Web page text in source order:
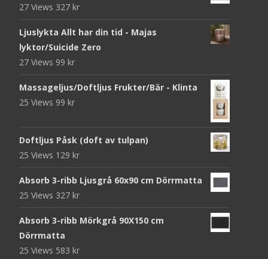
27 Views 327 kr
Ljuslykta Allt har din tid - Majas
lyktor/Suicide Zero
27 Views 99 kr
Massageljus/Doftljus Frukter/Bär - Klinta
25 Views 99 kr
Doftljus Påsk (doft av tulpan)
25 Views 129 kr
Absorb 3-ribb Ljusgrå 60x90 cm Dörrmatta
25 Views 327 kr
Absorb 3-ribb Mörkgrå 90X150 cm
Dörrmatta
25 Views 583 kr